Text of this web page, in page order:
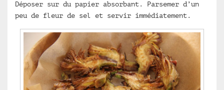
Déposer sur du papier absorbant. Parsemer d’un
peu de fleur de sel et servir immédiatement.